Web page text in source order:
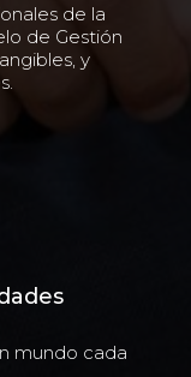
de la
de Gestión
y
mundo cada